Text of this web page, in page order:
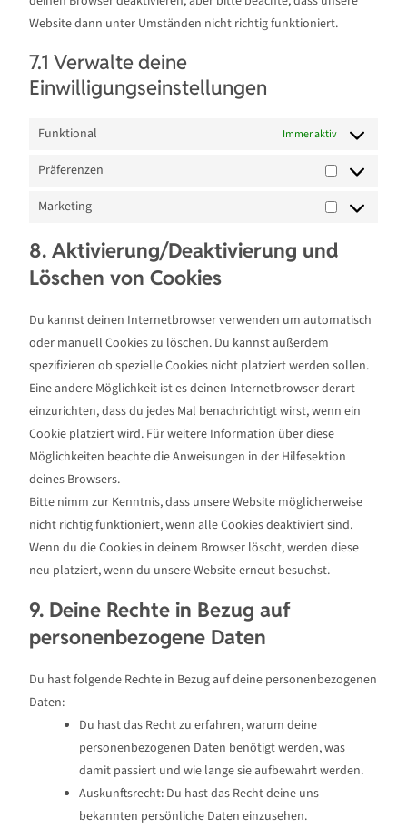
Website dann unter Umständen nicht richtig funktioniert.
7.1 Verwalte deine
Einwilligungseinstellungen
Funktional Immer aktiv
Präferenzen
Marketing
8. Aktivierung/Deaktivierung und
Löschen von Cookies
Du kannst deinen Internetbrowser verwenden um automatisch
oder manuell Cookies zu löschen. Du kannst außerdem
spezifizieren ob spezielle Cookies nicht platziert werden sollen.
Eine andere Möglichkeit ist es deinen Internetbrowser derart
einzurichten, dass du jedes Mal benachrichtigt wirst, wenn ein
Cookie platziert wird. Für weitere Information über diese
Möglichkeiten beachte die Anweisungen in der Hilfesektion
deines Browsers.
Bitte nimm zur Kenntnis, dass unsere Website möglicherweise
nicht richtig funktioniert, wenn alle Cookies deaktiviert sind.
Wenn du die Cookies in deinem Browser löscht, werden diese
neu platziert, wenn du unsere Website erneut besuchst.
9. Deine Rechte in Bezug auf
personenbezogene Daten
Du hast folgende Rechte in Bezug auf deine personenbezogenen
Daten:
Du hast das Recht zu erfahren, warum deine
personenbezogenen Daten benötigt werden, was
damit passiert und wie lange sie aufbewahrt werden.
Auskunftsrecht: Du hast das Recht deine uns
bekannten persönliche Daten einzusehen.